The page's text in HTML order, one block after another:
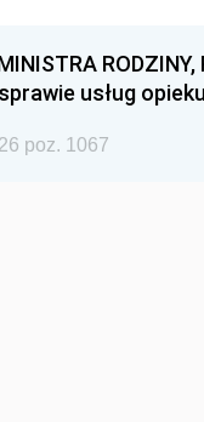
usług
poz. 1067